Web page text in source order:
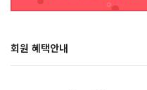
회원 혜택안내